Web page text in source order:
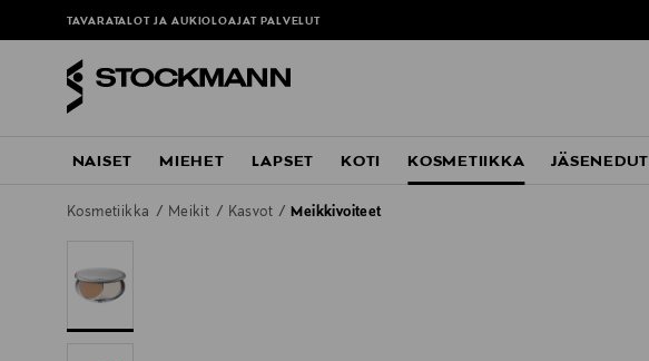
TAVARATALOT JA AUKIOLOAJAT PALVELUT
NAISET MIEHET LAPSET KOTI KOSMETIIKKA JÄSENEDUT
Kosmetiikka Meikit Kasvot Meikkivoiteet